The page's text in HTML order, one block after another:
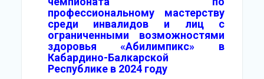
профессиональному мастерству
среди инвалидов и лиц с
ограниченными возможностями
здоровья «Абилимпикс» в
Кабардино-Балкарской
Республике в 2024 году